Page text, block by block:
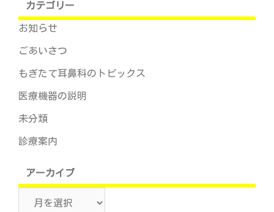
カテゴリー
お知らせ
ごあいさつ
もぎたて耳鼻科のトピックス
医療機器の説明
未分類
診療案内
アーカイブ